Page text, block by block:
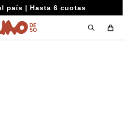
país | Hasta 6 cuotas